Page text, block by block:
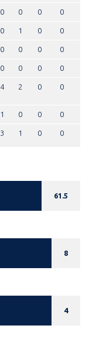
0 0 0 0
0 1 0 0
0 0 0 0
0 0 0 0
4 2 0 0
1 0 0 0
3 1 0 0
61.5
8
4